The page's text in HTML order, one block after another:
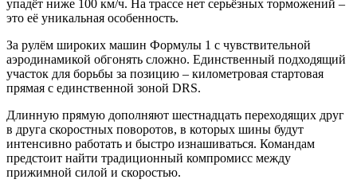
упадёт ниже 100 км/ч. На трассе нет серьёзных торможений –
это её уникальная особенность.
За рулём широких машин Формулы 1 с чувствительной
аэродинамикой обгонять сложно. Единственный подходящий
участок для борьбы за позицию – километровая стартовая
прямая с единственной зоной DRS.
Длинную прямую дополняют шестнадцать переходящих друг
в друга скоростных поворотов, в которых шины будут
интенсивно работать и быстро изнашиваться. Командам
предстоит найти традиционный компромисс между
прижимной силой и скоростью.